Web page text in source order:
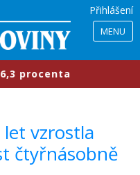
Přihlášení
MENU
vzrostla
čtyřnásobně